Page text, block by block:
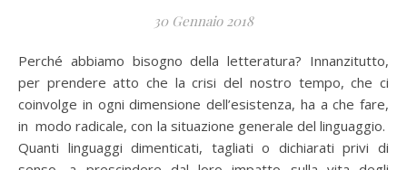
30 Gennaio 2018
Perché abbiamo bisogno della letteratura? Innanzitutto,
per prendere atto che la crisi del nostro tempo, che ci
coinvolge in ogni dimensione dell’esistenza, ha a che fare,
in modo radicale, con la situazione generale del linguaggio.
Quanti linguaggi dimenticati, tagliati o dichiarati privi di